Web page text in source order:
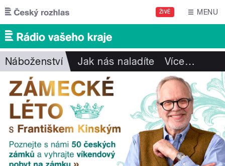
Přejít k hlavnímu obsahu
ŽIVĚ MENU
Náboženství Jak nás naladíte Více…